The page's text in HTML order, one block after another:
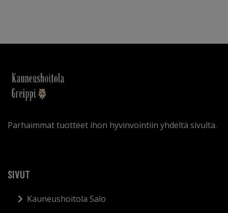
Parhaimmat tuotteet ihon hyvinvointiin yhdeltä sivulta.
SIVUT
Kauneushoitola Salo